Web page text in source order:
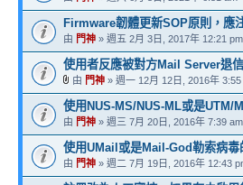
Firmware韌體更新SOP原則，應
由 門神 » 週五 2月 3日, 2017年 12:21 pm
使用者反應被對方Mail Server退
由 門神 » 週一 12月 12日, 2016年 3:55
使用NUS-MS/NUS-ML或是UTM/
由 門神 » 週三 7月 20日, 2016年 7:39 am
使用UMail或是Mail-God勒索病
由 門神 » 週二 7月 19日, 2016年 12:43